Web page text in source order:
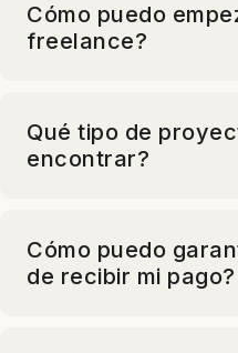
Cómo puedo
freelance?
Qué tipo de
encontrar?
Cómo puedo
de recibir mi pago?